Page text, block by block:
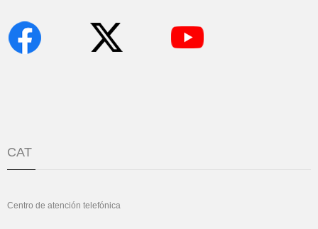
CAT
Centro de atención telefónica